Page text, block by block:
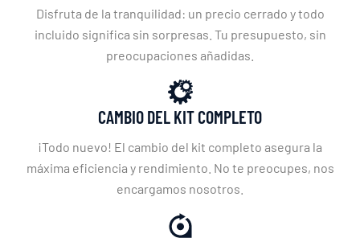
Disfruta de la tranquilidad: un precio cerrado y todo
incluido significa sin sorpresas. Tu presupuesto, sin
preocupaciones añadidas.
CAMBIO DEL KIT COMPLETO
¡Todo nuevo! El cambio del kit completo asegura la
máxima eficiencia y rendimiento. No te preocupes, nos
encargamos nosotros.